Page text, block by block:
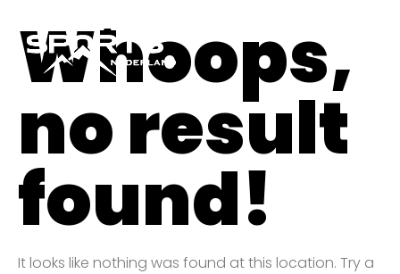
Whoops,
no result
found!
It looks like nothing was found at this location. Try a